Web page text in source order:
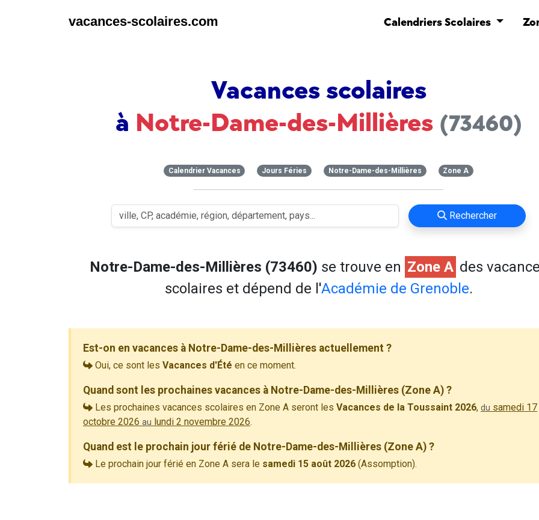
vacances-scolaires.com Calendriers Scolaires
Vacances scolaires
à Notre-Dame-des-Millières (73460)
Calendrier Vacances Jours Féries Notre-Dame-des-Millières Zone A
Rechercher
Notre-Dame-des-Millières (73460) se trouve en Zone A des
scolaires et dépend de l'Académie de Grenoble.
Est-on en vacances à Notre-Dame-des-Millières actuellement ?
Oui, ce sont les Vacances d'Été en ce moment.
Quand sont les prochaines vacances à Notre-Dame-des-Millières (Zone A) ?
Les prochaines vacances scolaires en Zone A seront les Vacances de la Toussaint 2026, du samedi 17
octobre 2026 au lundi 2 novembre 2026.
Quand est le prochain jour férié de Notre-Dame-des-Millières (Zone A) ?
Le prochain jour férié en Zone A sera le samedi 15 août 2026 (Assomption).